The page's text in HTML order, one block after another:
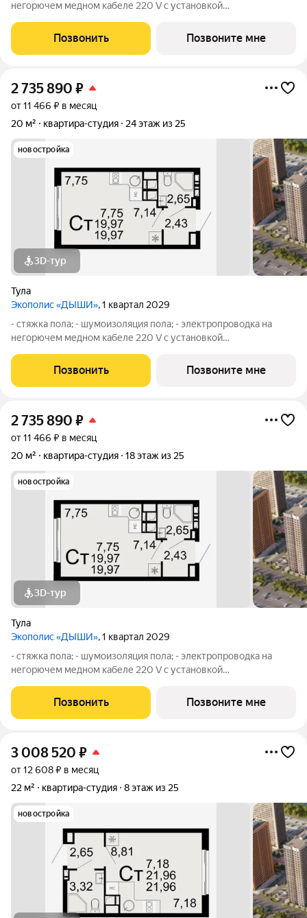
негорючем медном кабеле 220 V с установкой
лестничной площадке и распределительного щита в квартире,
с разводкой по квартире с установкой
Позвонить Позвоните мне
2 735 890 ₽
от 11 466 ₽ в месяц
20 м²
квартира-студия 24 этаж из 25
новостройка
3D-тур
Тула
Экополис «ДЫШИ», 1 квартал 2029
- стяжка пола; - шумоизоляция пола; - электропроводка на
негорючем медном кабеле 220 V с установкой
лестничной площадке и распределительного щита в квартире,
с разводкой по квартире с установкой
Позвонить Позвоните мне
2 735 890 ₽
от 11 466 ₽ в месяц
20 м²
квартира-студия 18 этаж из 25
новостройка
3D-тур
Тула
Экополис «ДЫШИ», 1 квартал 2029
- стяжка пола; - шумоизоляция пола; - электропроводка на
негорючем медном кабеле 220 V с установкой
лестничной площадке и распределительного щита в квартире,
с разводкой по квартире с установкой
Позвонить Позвоните мне
3 008 520 ₽
от 12 608 ₽ в месяц
22 м²
квартира-студия 8 этаж из 25
новостройка